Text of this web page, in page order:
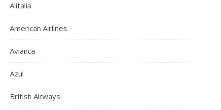
Alitalia
American Airlines
Avianca
Azul
British Airways